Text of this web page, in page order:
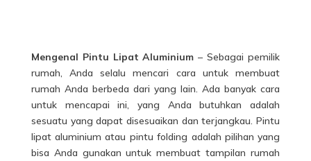
Mengenal Pintu Lipat Aluminium – Sebagai pemilik
rumah, Anda selalu mencari cara untuk membuat
rumah Anda berbeda dari yang lain. Ada banyak cara
untuk mencapai ini, yang Anda butuhkan adalah
sesuatu yang dapat disesuaikan dan terjangkau. Pintu
lipat aluminium atau pintu folding adalah pilihan yang
bisa Anda gunakan untuk membuat tampilan rumah